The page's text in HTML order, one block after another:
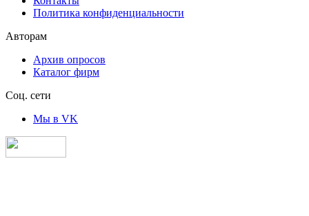
Политика конфиденциальности
Авторам
Архив опросов
Каталог фирм
Соц. сети
Мы в VK